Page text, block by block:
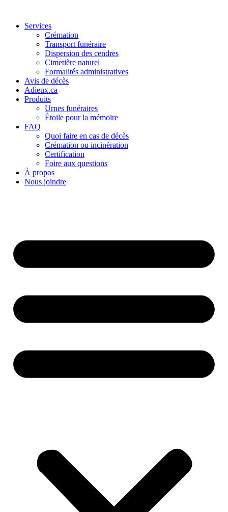
Services
Crémation
Transport funéraire
Dispersion des cendres
Cimetière naturel
Formalités administratives
Avis de décès
Adieux.ca
Produits
Urnes funéraires
Étoile pour la mémoire
FAQ
Quoi faire en cas de décès
Crémation ou incinération
Certification
Foire aux questions
À propos
Nous joindre